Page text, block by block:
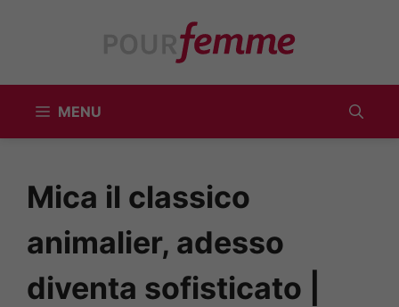
MENU
Mica il classico
animalier, adesso
diventa sofisticato |